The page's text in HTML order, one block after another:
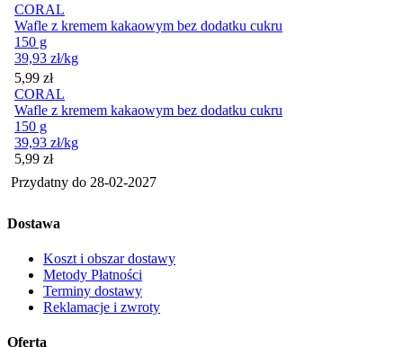
CORAL
Wafle z kremem kakaowym bez dodatku cukru
150 g
39,93 zł/kg
Cena
5,99 zł
CORAL
Wafle z kremem kakaowym bez dodatku cukru
150 g
39,93 zł/kg
Cena
5,99 zł
Przydatny do 28-02-2027
Dostawa
Koszt i obszar dostawy
Metody Płatności
Terminy dostawy
Reklamacje i zwroty
Oferta